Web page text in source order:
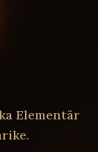
Elementär